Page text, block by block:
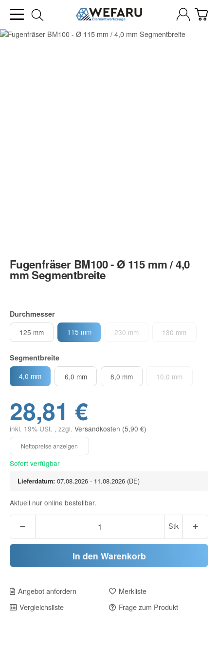
Fugenfräser BM100 - Ø 115 mm / 4,0
mm Segmentbreite
Durchmesser
125 mm
115 mm 230 mm 180 mm
Segmentbreite
4,0 mm
6,0 mm 8,0 mm 10,0 mm
28,81 €
inkl. 19% USt. , zzgl. Versandkosten (5,90 €)
Sofort verfügbar
Lieferdatum: 07.08.2026 - 11.08.2026 (DE)
Aktuell nur online bestellbar.
Stk
In den Warenkorb
Angebot anfordern
Merkliste
Vergleichsliste
Frage zum Produkt